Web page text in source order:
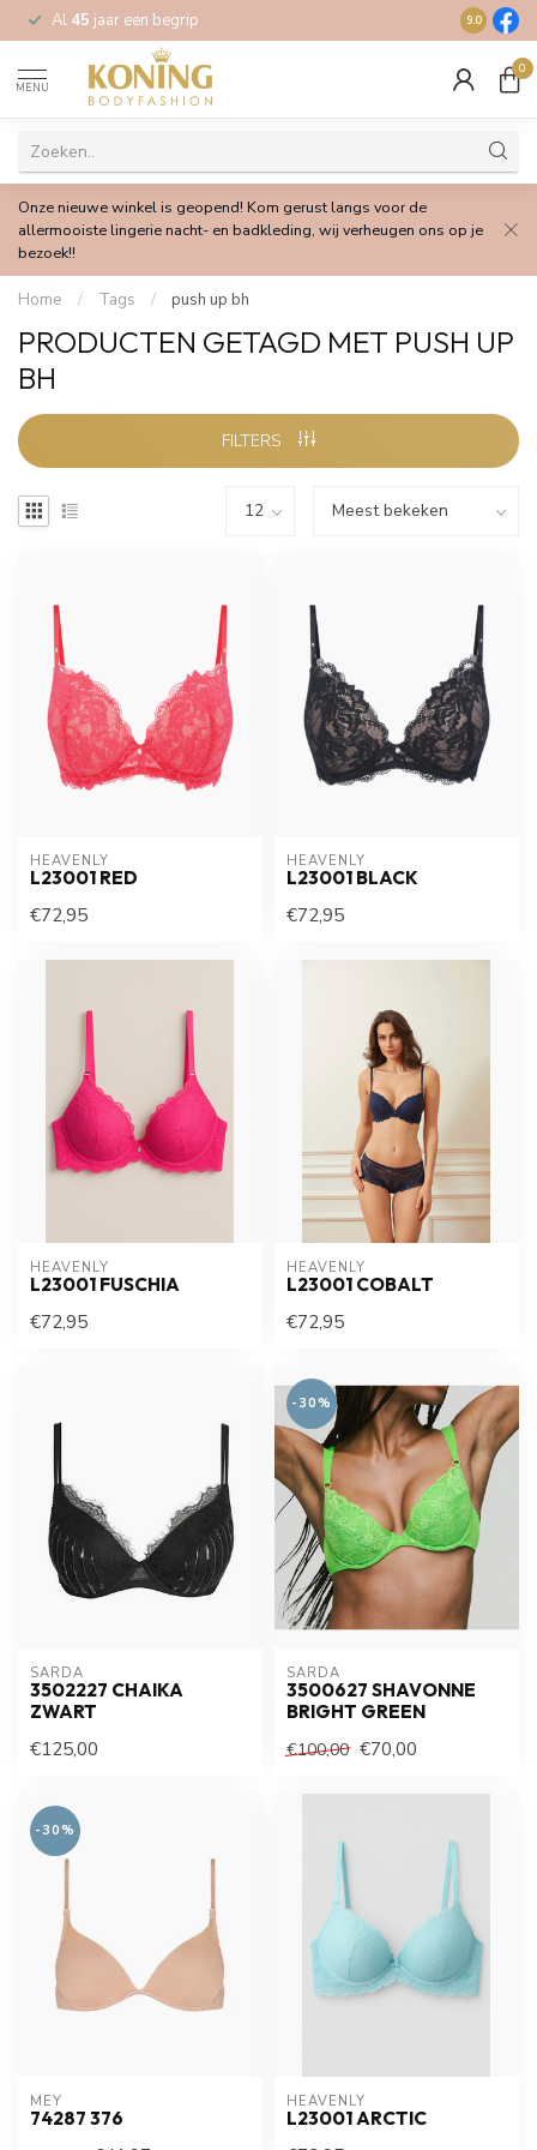
Al 45 jaar een begrip Gratis
9.0
MENU
0
Onze nieuwe winkel is geopend! Kom gerust langs voor de
allermooiste lingerie nacht- en badkleding, wij verheugen ons op je
bezoek!!
Home / Tags / push up bh
PRODUCTEN GETAGD MET PUSH UP
BH
FILTERS
HEAVENLY
L23001 RED
€72,95
HEAVENLY
L23001 BLACK
€72,95
HEAVENLY
L23001 FUSCHIA
€72,95
HEAVENLY
L23001 COBALT
€72,95
SARDA
3502227 CHAIKA
ZWART
€125,00
-30%
SARDA
3500627 SHAVONNE
BRIGHT GREEN
€100,00 €70,00
-30%
MEY
74287 376
HEAVENLY
L23001 ARCTIC